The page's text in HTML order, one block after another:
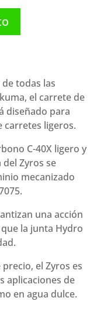
todas las
el carrete de
diseñado para
carretes ligeros.
C-40X ligero y
Zyros se
mecanizado
una acción
la junta Hydro
el Zyros es
aplicaciones de
en agua dulce.